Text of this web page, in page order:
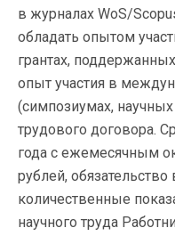
в журналах WoS/
обладать опытом
грантах,
опыт участия в
(симпозиумах,
трудового договора.
года с ежемесячным
рублей,
количественные
научного труда